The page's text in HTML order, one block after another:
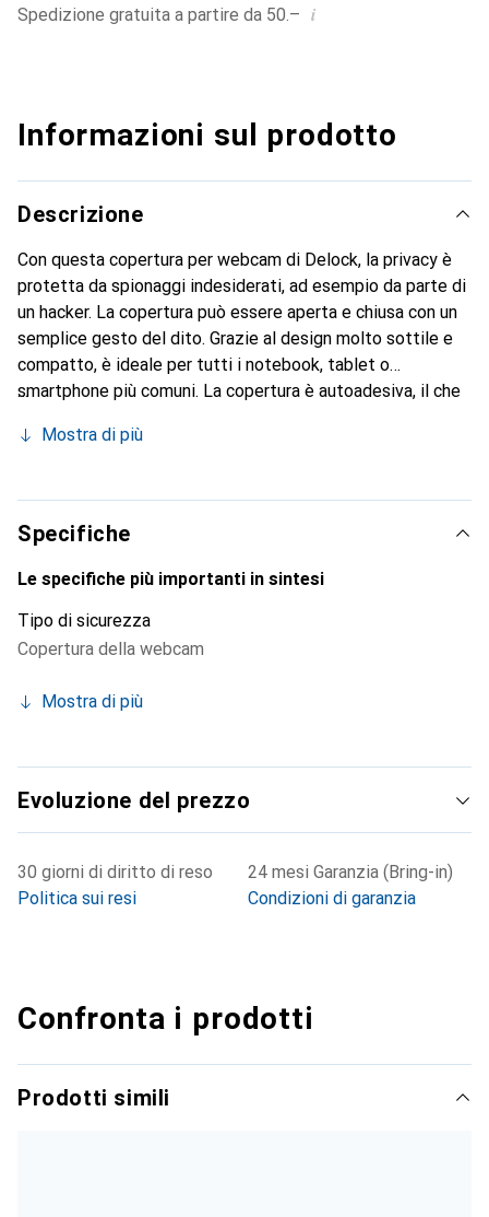
Spedizione gratuita a partire da 50.– i
Informazioni sul prodotto
Descrizione
Con questa copertura per webcam di Delock, la privacy è
protetta da spionaggi indesiderati, ad esempio da parte di
un hacker. La copertura può essere aperta e chiusa con un
semplice gesto del dito. Grazie al design molto sottile e
compatto, è ideale per tutti i notebook, tablet o
smartphone più comuni. La copertura è autoadesiva, il che
desiderata e di rimuoverla senza difficoltà.
Mostra di più
Specifiche
Le specifiche più importanti in sintesi
Tipo di sicurezza
Copertura della webcam
Mostra di più
Evoluzione del prezzo
30 giorni di diritto di reso
Politica sui resi
24 mesi Garanzia (Bring-in)
Condizioni di garanzia
Confronta i prodotti
Prodotti simili